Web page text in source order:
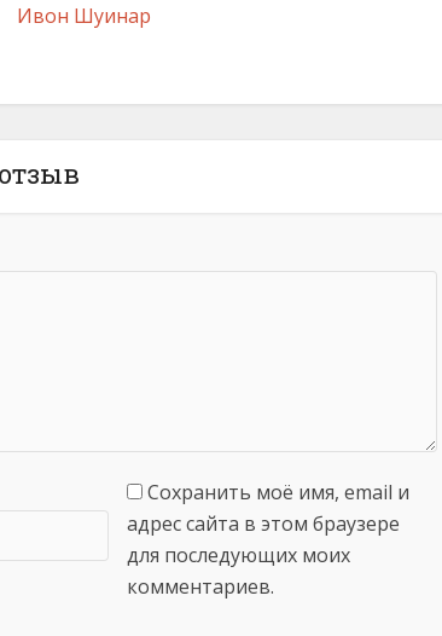
Ивон Шуинар
Сохранить моё имя, email и
адрес сайта в этом браузере
для последующих моих
комментариев.